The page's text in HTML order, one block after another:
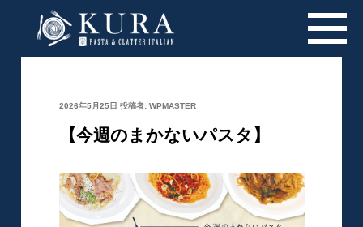
投
2026年5月25日 投稿者: WPMASTER
【今週のまかないパスタ】